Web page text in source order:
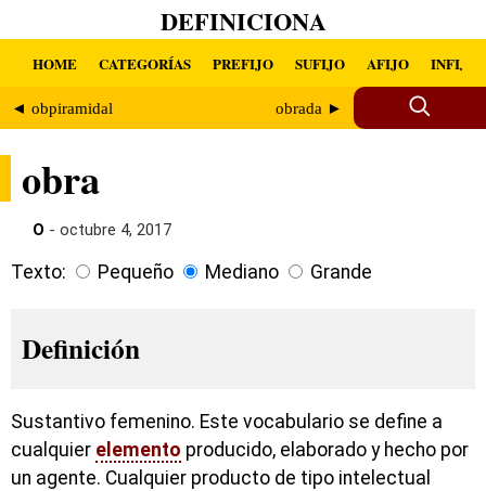
DEFINICIONA
HOME CATEGORÍAS PREFIJO SUFIJO AFIJO INFIJO
◄ obpiramidal obrada ►
obra
O - octubre 4, 2017
Texto: Pequeño Mediano Grande
Definición
Sustantivo femenino. Este vocabulario se define a
cualquier elemento producido, elaborado y hecho por
un agente. Cualquier producto de tipo intelectual